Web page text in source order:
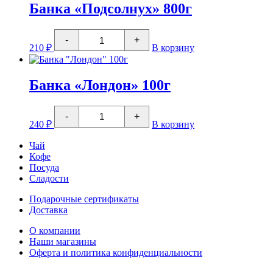
Банка «Подсолнух» 800г
210 ₽
-
Количество
товара
Банка
"Подсолнух"
+
В корзину
Банка «Лондон» 100г
240 ₽
-
Количество
товара
Банка
+
В корзину
Чай
Кофе
Посуда
Сладости
Подарочные сертификаты
Доставка
О компании
Наши магазины
Оферта и политика конфиденциальности